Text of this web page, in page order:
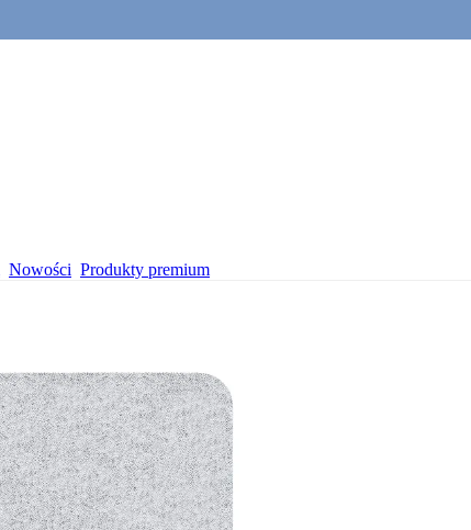
Nowości Produkty premium